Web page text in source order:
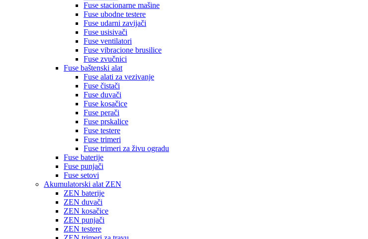
Fuse stacionarne mašine
Fuse ubodne testere
Fuse udarni zavijači
Fuse usisivači
Fuse ventilatori
Fuse vibracione brusilice
Fuse zvučnici
Fuse baštenski alat
Fuse alati za vezivanje
Fuse čistači
Fuse duvači
Fuse kosačice
Fuse perači
Fuse prskalice
Fuse testere
Fuse trimeri
Fuse trimeri za živu ogradu
Fuse baterije
Fuse punjači
Fuse setovi
Akumulatorski alat ZEN
ZEN baterije
ZEN duvači
ZEN kosačice
ZEN punjači
ZEN testere